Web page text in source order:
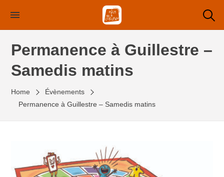
contentPermanence à Guillestre –
Samedis matins
Home
Évènements
Permanence à Guillestre – Samedis matins